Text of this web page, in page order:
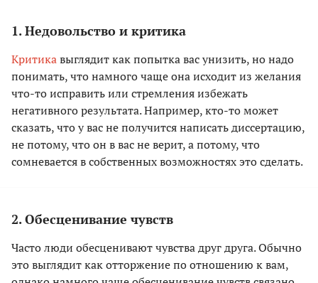
1. Недовольство и критика
Критикавыглядит как попытка вас унизить, но надо
понимать, что намного чаще она исходит из желания
что-то исправить или стремления избежать
негативного результата. Например, кто-то может
сказать, что у вас не получится написать диссертацию,
не потому, что он в вас не верит, а потому, что
сомневается в собственных возможностях это сделать.
2. Обесценивание чувств
Часто люди обесценивают чувства друг друга. Обычно
это выглядит как отторжение по отношению к вам,